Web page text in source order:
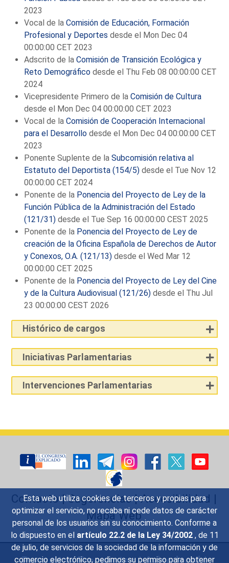
Esta web utiliza cookies de terceros y propias para
optimizar el servicio, no recaba ni cede datos de carácter
personal de los usuarios sin su conocimiento. Conforme a
lo dispuesto en el artículo 22.2 de la Ley 34/2002 , de 11
de julio, de servicios de la sociedad de la información y de
comercio electrónico, pedimos su permiso para obtener
2023
Vocal de laComisión de Educación, Formación
Profesional y Deportes desde el Mon Dec 04
00:00:00 CET 2023
Adscrito de laComisión de Transición Ecológica y
Reto Demográfico desde el Thu Feb 08 00:00:00 CET
2024
Vicepresidente Primero de laComisión de Cultura
desde el Mon Dec 04 00:00:00 CET 2023
Vocal de laComisión de Cooperación Internacional
para el Desarrollo desde el Mon Dec 04 00:00:00 CET
2023
Ponente Suplente de laSubcomisión relativa al
Estatuto del Deportista (154/5) desde el Tue Nov 12
00:00:00 CET 2024
Ponente de la Ponencia del Proyecto de Ley de la
Función Pública de la Administración del Estado
(121/31) desde el Tue Sep 16 00:00:00 CEST 2025
Ponente de la Ponencia del Proyecto de Ley de
creación de la Oficina Española de Derechos de Autor
y Conexos, O.A. (121/13) desde el Wed Mar 12
00:00:00 CET 2025
Ponente de la Ponencia del Proyecto de Ley del Cine
y de la Cultura Audiovisual (121/26) desde el Thu Jul
23 00:00:00 CEST 2026
Histórico de cargos
Iniciativas Parlamentarias
Intervenciones Parlamentarias
Contacto|Sugerencias|Accesibilidad |
Mapa Web